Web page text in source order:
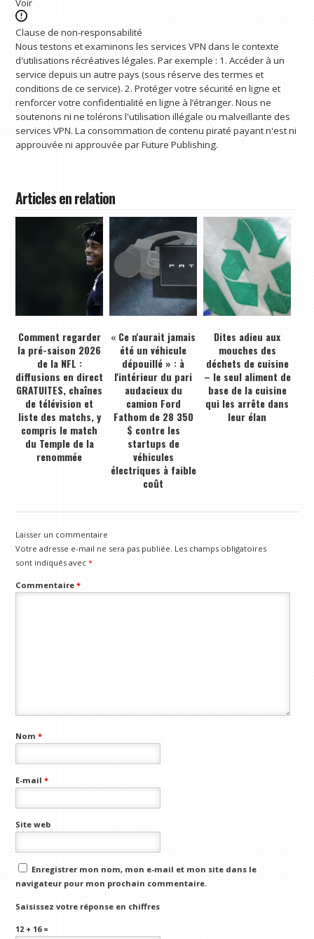
Voir
Clause de non-responsabilité
Nous testons et examinons les services VPN dans le contexte
d'utilisations récréatives légales. Par exemple : 1. Accéder à un
service depuis un autre pays (sous réserve des termes et
conditions de ce service). 2. Protéger votre sécurité en ligne et
renforcer votre confidentialité en ligne à l’étranger. Nous ne
soutenons ni ne tolérons l'utilisation illégale ou malveillante des
services VPN. La consommation de contenu piraté payant n'est ni
approuvée ni approuvée par Future Publishing.
Articles en relation
Comment regarder
la pré-saison 2026
de la NFL :
diffusions en direct
GRATUITES, chaînes
de télévision et
liste des matchs, y
compris le match
du Temple de la
renommée
« Ce n'aurait jamais
été un véhicule
dépouillé » : à
l'intérieur du pari
audacieux du
camion Ford
Fathom de 28 350
$ contre les
startups de
véhicules
électriques à faible
coût
Dites adieu aux
mouches des
déchets de cuisine
– le seul aliment de
base de la cuisine
qui les arrête dans
leur élan
Laisser un commentaire
Votre adresse e-mail ne sera pas publiée. Les champs obligatoires
sont indiqués avec*
Commentaire*
Nom*
E-mail*
Site web
Enregistrer mon nom, mon e-mail et mon site dans le
navigateur pour mon prochain commentaire.
Saisissez votre réponse en chiffres
12 + 16 =